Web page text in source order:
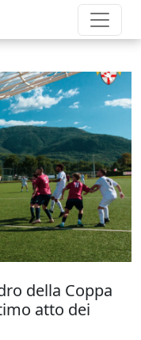
della Coppa
atto dei